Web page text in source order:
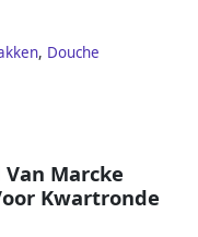
, Douche
Marcke
Kwartronde